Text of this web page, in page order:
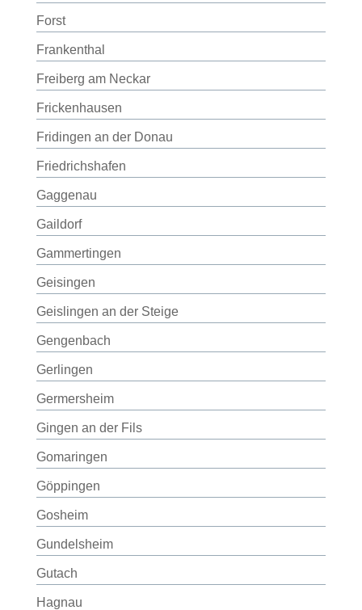
Forst
Frankenthal
Freiberg am Neckar
Frickenhausen
Fridingen an der Donau
Friedrichshafen
Gaggenau
Gaildorf
Gammertingen
Geisingen
Geislingen an der Steige
Gengenbach
Gerlingen
Germersheim
Gingen an der Fils
Gomaringen
Göppingen
Gosheim
Gundelsheim
Gutach
Hagnau